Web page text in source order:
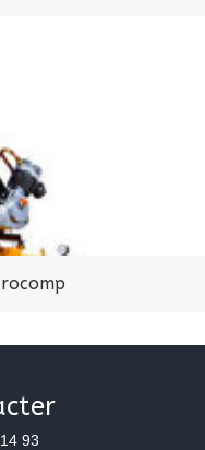
93